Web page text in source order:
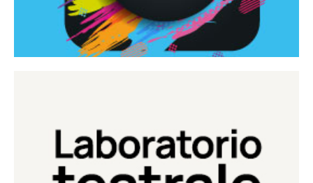
Laboratorio di teatro del Teatro Eduardo de Filippo
Continua